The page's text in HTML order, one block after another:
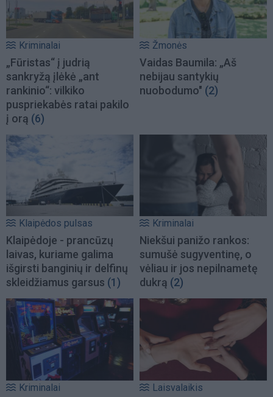
Kriminalai
„Fūristas“ į judrią
sankryžą įlėkė „ant
rankinio“: vilkiko
puspriekabės ratai pakilo
į orą (6)
Žmonės
Vaidas Baumila: „Aš
nebijau santykių
nuobodumo" (2)
Klaipėdos pulsas
Klaipėdoje - prancūzų
laivas, kuriame galima
išgirsti banginių ir delfinų
skleidžiamus garsus (1)
Kriminalai
Niekšui panižo rankos:
sumušė sugyventinę, o
vėliau ir jos nepilnametę
dukrą (2)
Kriminalai Laisvalaikis